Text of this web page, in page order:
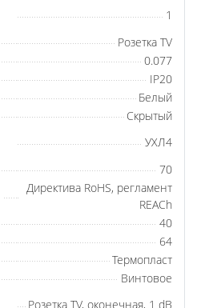
1
Розетка TV
0.077
IP20
Белый
Скрытый
УХЛ4
70
Директива RoHS, регламент
REACh
40
64
Термопласт
Винтовое
Розетка TV, оконечная, 1 dB